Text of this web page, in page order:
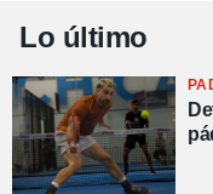
Lo último